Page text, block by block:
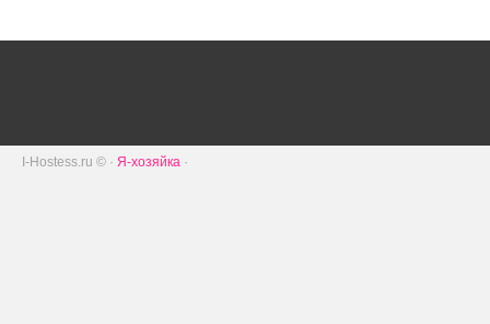
I-Hostess.ru © · Я-хозяйка ·